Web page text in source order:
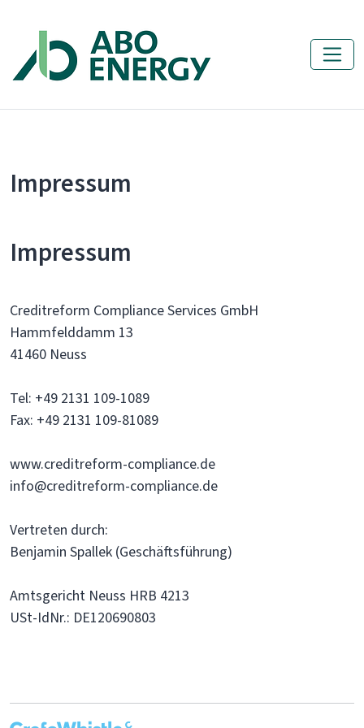
Impressum
Impressum
Creditreform Compliance Services GmbH
Hammfelddamm 13
41460 Neuss
Tel: +49 2131 109-1089
Fax: +49 2131 109-81089
www.creditreform-compliance.de
info@creditreform-compliance.de
Vertreten durch:
Benjamin Spallek (Geschäftsführung)
Amtsgericht Neuss HRB 4213
USt-IdNr.: DE120690803